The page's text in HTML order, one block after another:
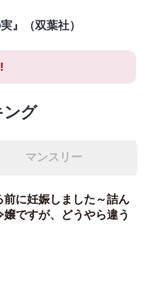
』（双葉社）
ング
マンスリー
前に妊娠しました～詰ん
ですが、どうやら違う